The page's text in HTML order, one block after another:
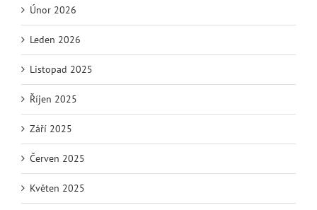
Únor 2026
Leden 2026
Listopad 2025
Říjen 2025
Září 2025
Červen 2025
Květen 2025